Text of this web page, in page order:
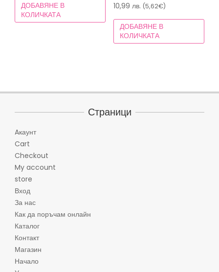
ДОБАВЯНЕ В
КОЛИЧКАТА
10,99 лв. (5,62€)
ДОБАВЯНЕ В
КОЛИЧКАТА
Страници
Aкаунт
Cart
Checkout
My account
store
Вход
За нас
Как да поръчам онлайн
Каталог
Контакт
Магазин
Начало